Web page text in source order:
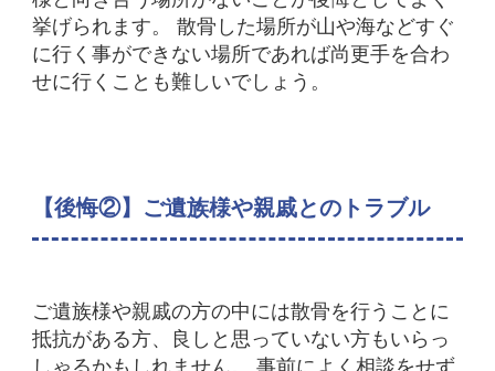
挙げられます。 散骨した場所が山や海などすぐ
に行く事ができない場所であれば尚更手を合わ
せに行くことも難しいでしょう。
【後悔②】ご遺族様や親戚とのトラブル
ご遺族様や親戚の方の中には散骨を行うことに
抵抗がある方、良しと思っていない方もいらっ
しゃるかもしれません。 事前によく相談をせず